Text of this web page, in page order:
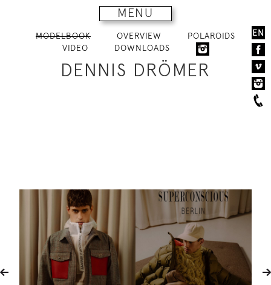
MENU
EN
MODELBOOK OVERVIEW
POLAROIDS
VIDEO
DOWNLOADS
DENNIS DRÖMER